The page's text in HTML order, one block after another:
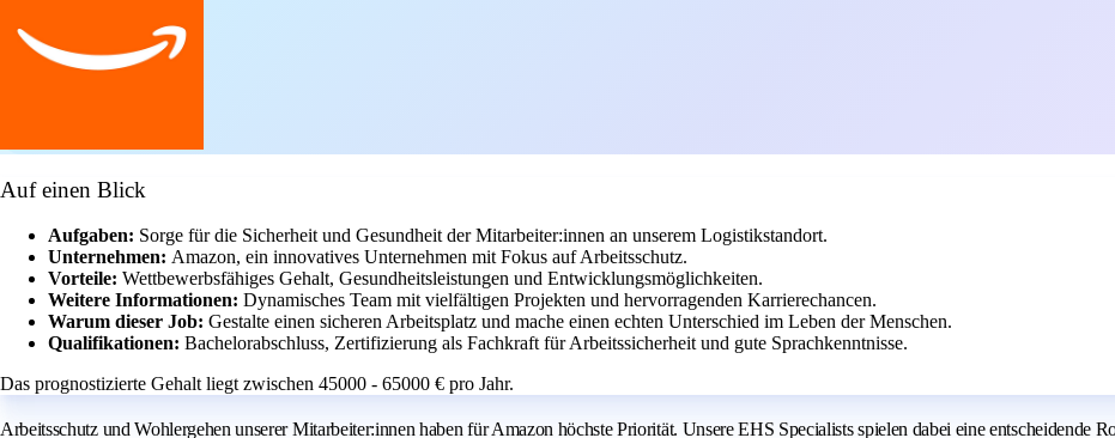
Auf einen Blick
Aufgaben: Sorge für die Sicherheit und Gesundheit der Mitarbeiter:innen an unserem Logistikstandort.
Unternehmen: Amazon, ein innovatives Unternehmen mit Fokus auf Arbeitsschutz.
Vorteile: Wettbewerbsfähiges Gehalt, Gesundheitsleistungen und Entwicklungsmöglichkeiten.
Weitere Informationen: Dynamisches Team mit vielfältigen Projekten und hervorragenden Karrierechancen.
Warum dieser Job: Gestalte einen sicheren Arbeitsplatz und mache einen echten Unterschied im Leben der Menschen.
Qualifikationen: Bachelorabschluss, Zertifizierung als Fachkraft für Arbeitssicherheit und gute Sprachkenntnisse.
Das prognostizierte Gehalt liegt zwischen 45000 - 65000 € pro Jahr.
Arbeitsschutz und Wohlergehen unserer Mitarbeiter:innen haben für Amazon höchste Priorität. Unsere EHS Specialists spielen dabei eine entscheidende